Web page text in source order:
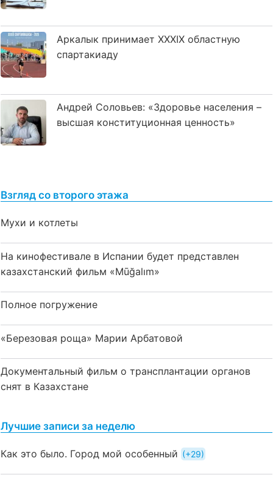
Аркалык принимает XXXIX областную
спартакиаду
Андрей Соловьев: «Здоровье населения –
высшая конституционная ценность»
Взгляд со второго этажа
Мухи и котлеты
На кинофестивале в Испании будет представлен
казахстанский фильм «Mūğalım»
Полное погружение
«Березовая роща» Марии Арбатовой
Документальный фильм о трансплантации органов
снят в Казахстане
Лучшие записи за неделю
Как это было. Город мой особенный +29